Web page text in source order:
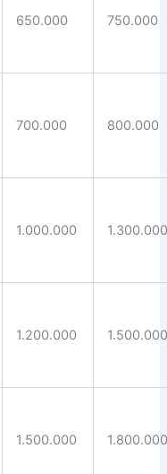
650.000 750.000
700.000 800.000
1.000.000
1.200.000
1.500.000